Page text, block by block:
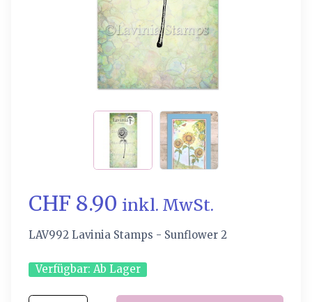
CHF 8.90 inkl. MwSt.
LAV992 Lavinia Stamps - Sunflower 2
Verfügbar: Ab Lager